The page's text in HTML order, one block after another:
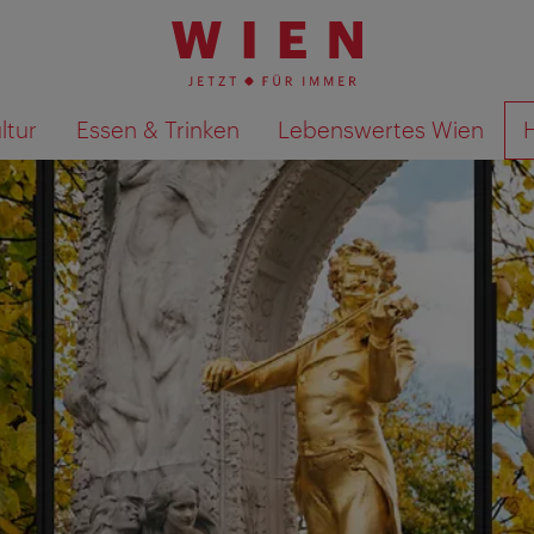
Essen & Trinken Lebenswertes Wien
Suchergebnisse auf Karte